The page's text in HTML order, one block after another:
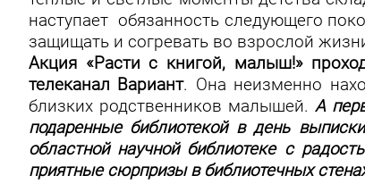
наступает обязанность следующего
защищать и согревать во взрослой
Акция «Расти с книгой, малыш!»
телеканал Вариант. Она неизменно
близких родственников малышей.А
подаренные библиотекой в день
областной научной библиотеке с
приятные сюрпризы в библиотечных